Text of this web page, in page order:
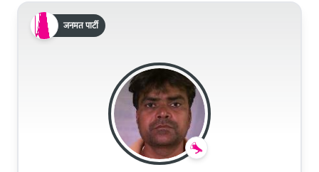
जनमत पार्टी